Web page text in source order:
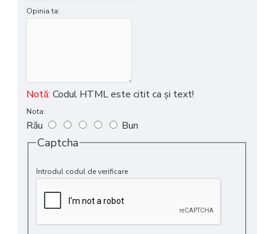
Opinia ta:
Notă: Codul HTML este citit ca şi text!
Nota:
Rău Bun
Captcha
Introdul codul de verificare